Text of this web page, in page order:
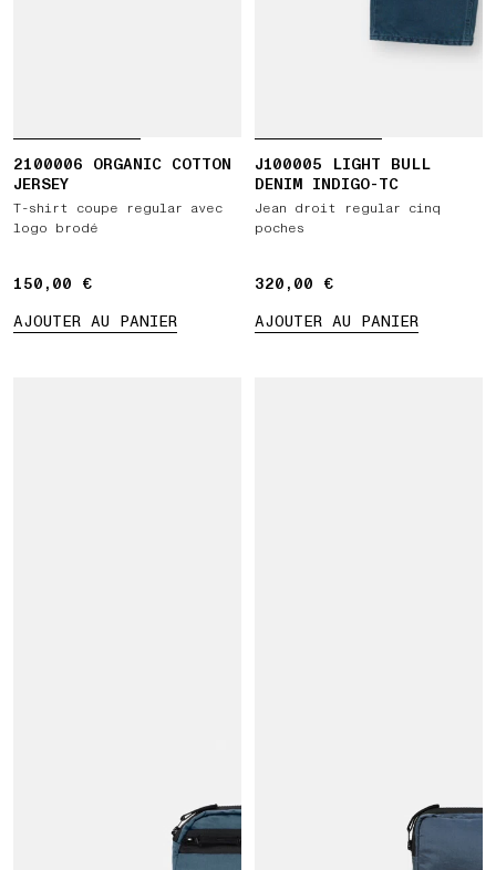
2100006 ORGANIC COTTON
JERSEY
T-shirt coupe regular avec
logo brodé
150,00 €
150,00 €
AJOUTER AU PANIER
J100005 LIGHT BULL
DENIM INDIGO-TC
Jean droit regular cinq
poches
320,00 €
320,00 €
AJOUTER AU PANIER